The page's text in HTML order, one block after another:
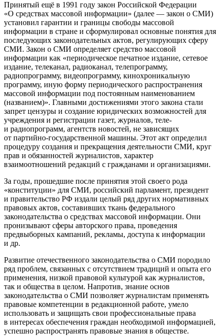
Принятый ещё в 1991 году закон Российской Федерации
«О средствах массовой информации» (далее — закон о СМИ)
установил гарантии и границы свободы массовой
информации в стране и сформулировал основные понятия для
последующих законодательных актов, регулирующих сферу
СМИ. Закон о СМИ определяет средство массовой
информации как «периодическое печатное издание, сетевое
издание, телеканал, радиоканал, телепрограмму,
радиопрограмму, видеопрограмму, кинохроникальную
программу, иную форму периодического распространения
массовой информации под постоянным наименованием
(названием)». Главными достижениями этого закона стали
запрет цензуры и создание юридических возможностей для
учреждения и регистрации газет, журналов, теле-
и радиопрограмм, агентств новостей, не зависящих
от партийно-государственной машины. Этот акт определил
процедуру создания и прекращения деятельности СМИ, круг
прав и обязанностей журналистов, характер
взаимоотношений редакций с гражданами и организациями.
За годы, прошедшие после принятия этой своего рода
«конституции» для СМИ, российский парламент, президент
и правительство РФ издали целый ряд других нормативных
правовых актов, составивших ткань федерального
законодательства о средствах массовой информации. Они
пронизывают сферы авторского права, проведения
предвыборных кампаний, рекламы, доступа к информации
и др.
Развитие отечественного законодательства о СМИ породило
ряд проблем, связанных с отсутствием традиций и опыта его
применения, низкой правовой культурой как журналистов,
так и общества в целом. Напротив, знание основ
законодательства о СМИ позволяет журналистам применять
правовые компетенции в редакционной работе, умело
использовать и защищать свои профессиональные права
в интересах обеспечения граждан необходимой информацией,
успешно распространять правовые знания в обществе.